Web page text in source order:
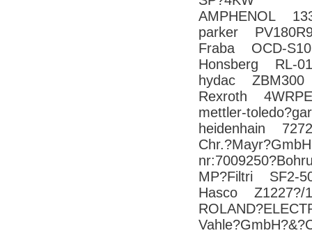
AMPHENOL
parker
Fraba OCD-
Honsberg RL-
hydac ZBM300
Rexroth
mettler-
heidenhain
MP?Filtri SF2-
Hasco Z1227?/